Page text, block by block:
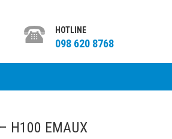
HOTLINE
098 620 8768
H100 EMAUX